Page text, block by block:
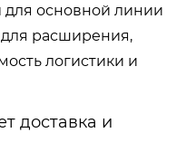
основной линии
расширения,
логистики и
доставка и